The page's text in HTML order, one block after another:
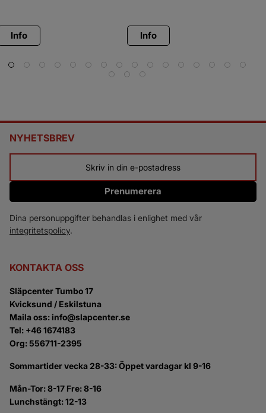
Info Info
NYHETSBREV
Prenumerera
Dina personuppgifter behandlas i enlighet med vår
integritetspolicy.
KONTAKTA OSS
Släpcenter Tumbo 17
Kvicksund / Eskilstuna
Maila oss: info@slapcenter.se
Tel: +46 1674183
Org: 556711-2395
Sommartider vecka 28-33: Öppet vardagar kl 9-16
Mån-Tor: 8-17 Fre: 8-16
Lunchstängt: 12-13